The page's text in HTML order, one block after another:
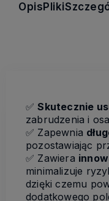
Opis Pliki
✅ Skutecznie
zabrudzenia i
✅ Zapewnia
pozostawiając
✅ Zawiera
minimalizuje
dzięki czemu
dodatkowego